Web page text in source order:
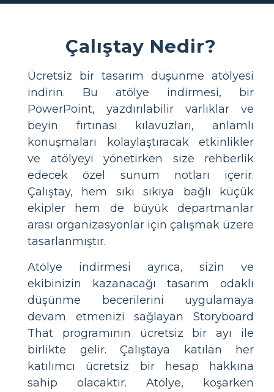
Çalıştay Nedir?
Ücretsiz bir tasarım düşünme atölyesi
indirin. Bu atölye indirmesi, bir
PowerPoint, yazdırılabilir varlıklar ve
beyin fırtınası kılavuzları, anlamlı
konuşmaları kolaylaştıracak etkinlikler
ve atölyeyi yönetirken size rehberlik
edecek özel sunum notları içerir.
Çalıştay, hem sıkı sıkıya bağlı küçük
ekipler hem de büyük departmanlar
arası organizasyonlar için çalışmak üzere
tasarlanmıştır.
Atölye indirmesi ayrıca, sizin ve
ekibinizin kazanacağı tasarım odaklı
düşünme becerilerini uygulamaya
devam etmenizi sağlayan Storyboard
That programının ücretsiz bir ayı ile
birlikte gelir. Çalıştaya katılan her
katılımcı ücretsiz bir hesap hakkına
sahip olacaktır. Atölye, koşarken